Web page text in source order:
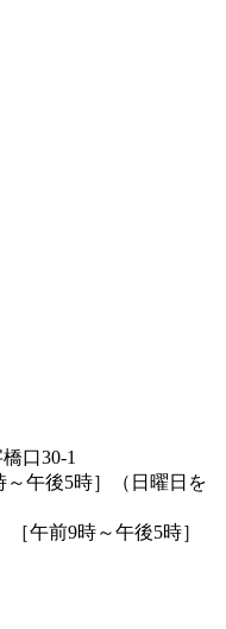
口30-1
～午後5時］（日曜日を
午前9時～午後5時］